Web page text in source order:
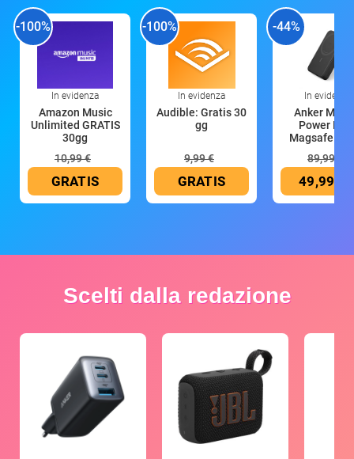
-100%
In evidenza
Amazon Music
Unlimited GRATIS
30gg
10,99 €
GRATIS
-100%
In evidenza
Audible: Gratis 30
gg
9,99 €
GRATIS
-44%
In evidenza
Anker
Power
Magsafe
89,99 €
49,99 €
Scelti dalla redazione